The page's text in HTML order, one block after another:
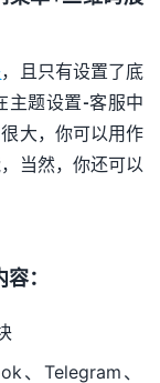
，且只有设置了底
主题设置-客服中
大，你可以用作
当然，你还可以
：
、Telegram、